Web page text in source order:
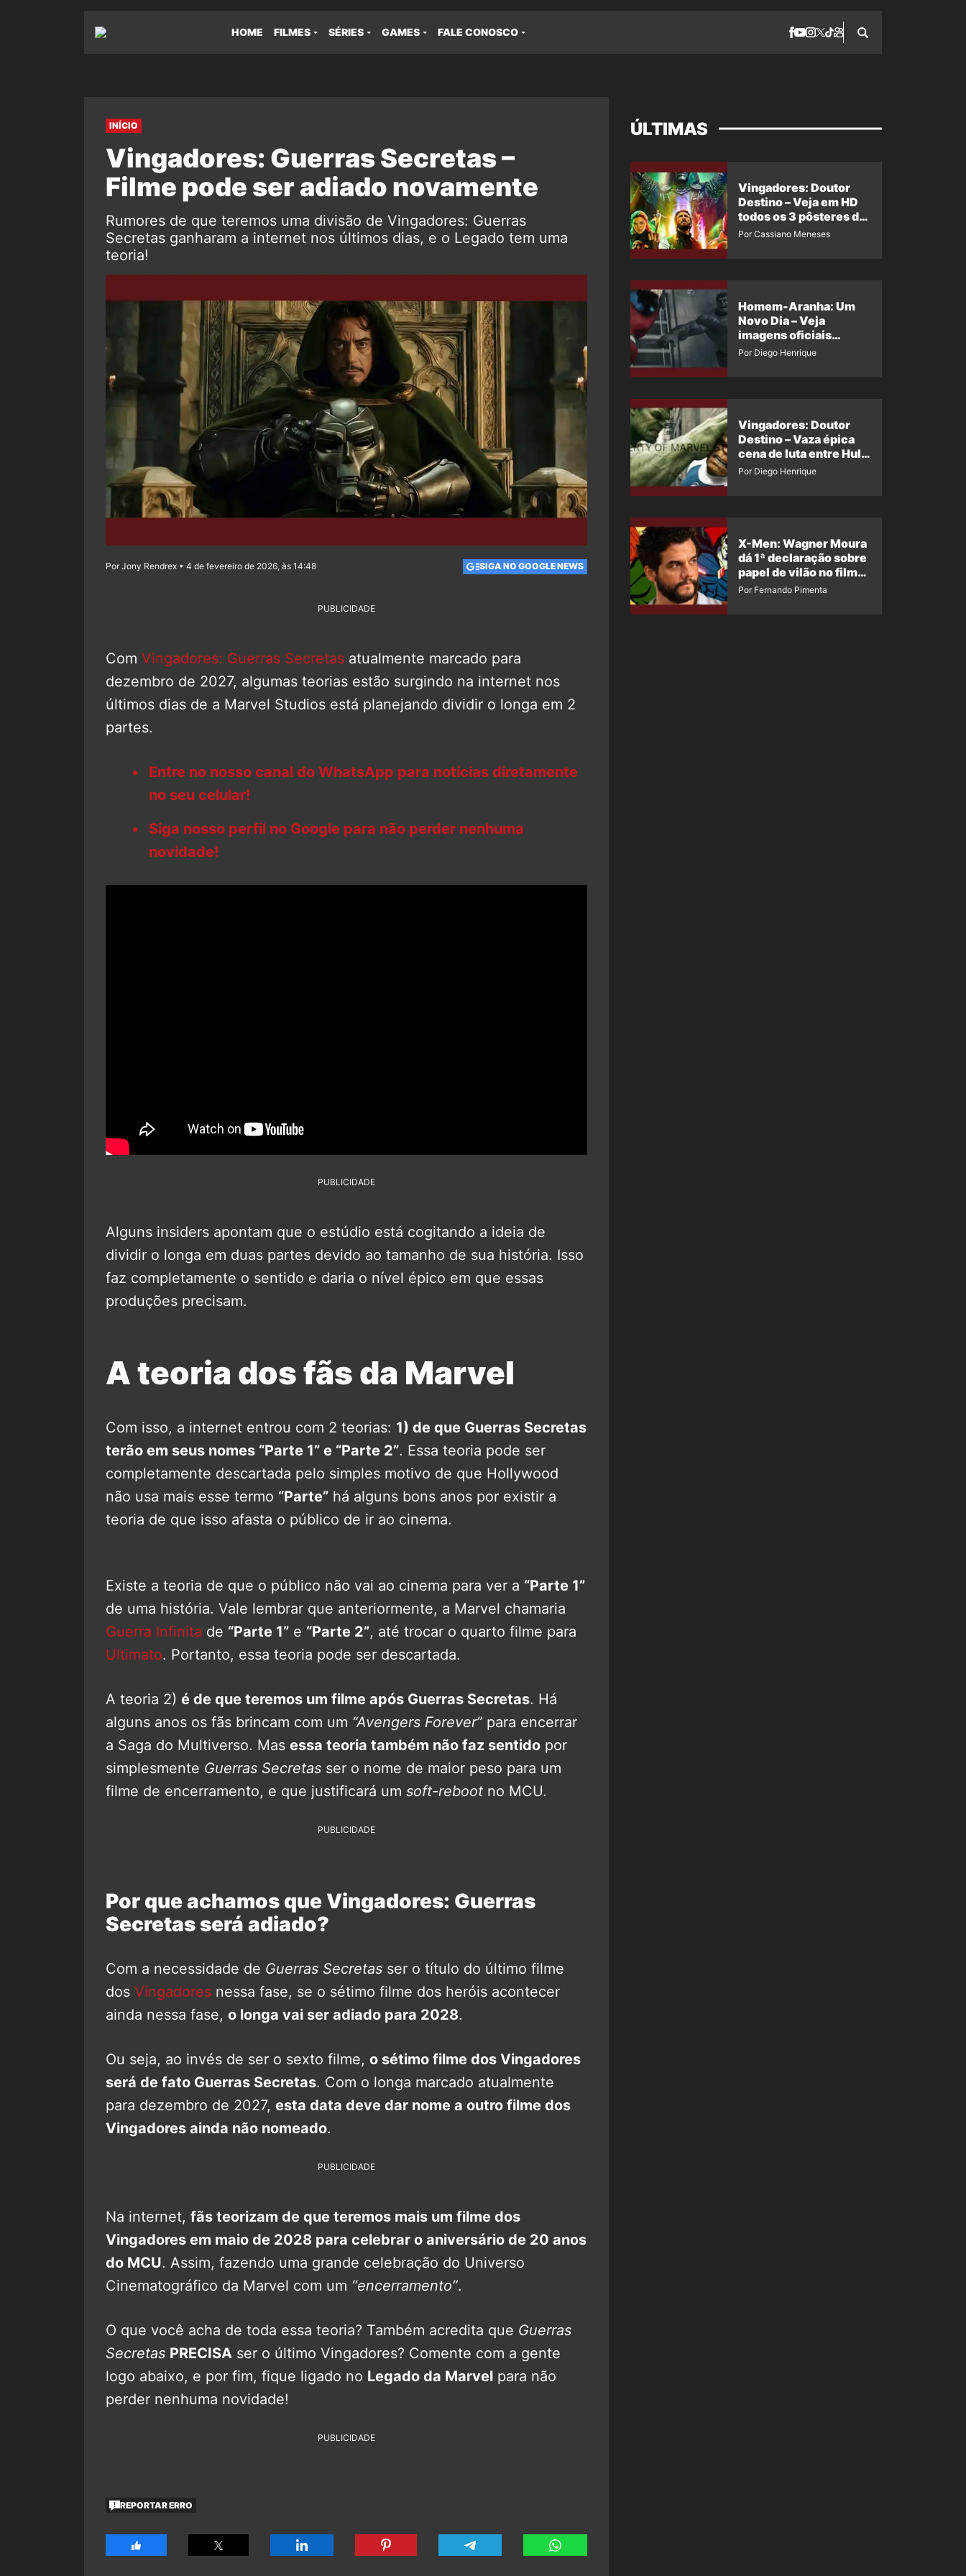
HOME FILMES SÉRIES GAMES FALE CONOSCO
INÍCIO
Vingadores: Guerras Secretas –
Filme pode ser adiado novamente
Rumores de que teremos uma divisão de Vingadores: Guerras
Secretas ganharam a internet nos últimos dias, e o Legado tem uma
teoria!
Por Jony Rendrex • 4 de fevereiro de 2026, às 14:48 SIGA NO GOOGLE NEWS
PUBLICIDADE
Com Vingadores: Guerras Secretas atualmente marcado para
dezembro de 2027, algumas teorias estão surgindo na internet nos
últimos dias de a Marvel Studios está planejando dividir o longa em 2
partes.
Entre no nosso canal do WhatsApp para notícias diretamente
no seu celular!
Siga nosso perfil no Google para não perder nenhuma
novidade!
PUBLICIDADE
Alguns insiders apontam que o estúdio está cogitando a ideia de
dividir o longa em duas partes devido ao tamanho de sua história. Isso
faz completamente o sentido e daria o nível épico em que essas
produções precisam.
A teoria dos fãs da Marvel
Com isso, a internet entrou com 2 teorias: 1) de que Guerras Secretas
terão em seus nomes “Parte 1” e “Parte 2”. Essa teoria pode ser
completamente descartada pelo simples motivo de que Hollywood
não usa mais esse termo “Parte” há alguns bons anos por existir a
teoria de que isso afasta o público de ir ao cinema.
Existe a teoria de que o público não vai ao cinema para ver a “Parte 1”
de uma história. Vale lembrar que anteriormente, a Marvel chamaria
Guerra Infinita de “Parte 1” e “Parte 2”, até trocar o quarto filme para
Ultimato. Portanto, essa teoria pode ser descartada.
A teoria 2) é de que teremos um filme após Guerras Secretas. Há
alguns anos os fãs brincam com um “Avengers Forever” para encerrar
a Saga do Multiverso. Mas essa teoria também não faz sentido por
simplesmente Guerras Secretas ser o nome de maior peso para um
filme de encerramento, e que justificará um soft-reboot no MCU.
PUBLICIDADE
Por que achamos que Vingadores: Guerras
Secretas será adiado?
Com a necessidade de Guerras Secretas ser o título do último filme
dos Vingadores nessa fase, se o sétimo filme dos heróis acontecer
ainda nessa fase, o longa vai ser adiado para 2028.
Ou seja, ao invés de ser o sexto filme, o sétimo filme dos Vingadores
será de fato Guerras Secretas. Com o longa marcado atualmente
para dezembro de 2027, esta data deve dar nome a outro filme dos
Vingadores ainda não nomeado.
PUBLICIDADE
Na internet, fãs teorizam de que teremos mais um filme dos
Vingadores em maio de 2028 para celebrar o aniversário de 20 anos
do MCU. Assim, fazendo uma grande celebração do Universo
Cinematográfico da Marvel com um “encerramento”.
O que você acha de toda essa teoria? Também acredita que Guerras
Secretas PRECISA ser o último Vingadores? Comente com a gente
logo abaixo, e por fim, fique ligado no Legado da Marvel para não
perder nenhuma novidade!
PUBLICIDADE
REPORTAR ERRO
ÚLTIMAS
Vingadores: Doutor
Destino – Veja em HD
todos os 3 pôsteres de
‘Doomsday’ + 1 imagem
Por Cassiano Meneses
Homem-Aranha: Um
Novo Dia – Veja
imagens oficiais
descartadas do Hulk
Por Diego Henrique
Vingadores: Doutor
Destino – Vaza épica
cena de luta entre Hulk
e o Coisa
Por Diego Henrique
X-Men: Wagner Moura
dá 1ª declaração sobre
papel de vilão no filme
da Marvel
Por Fernando Pimenta